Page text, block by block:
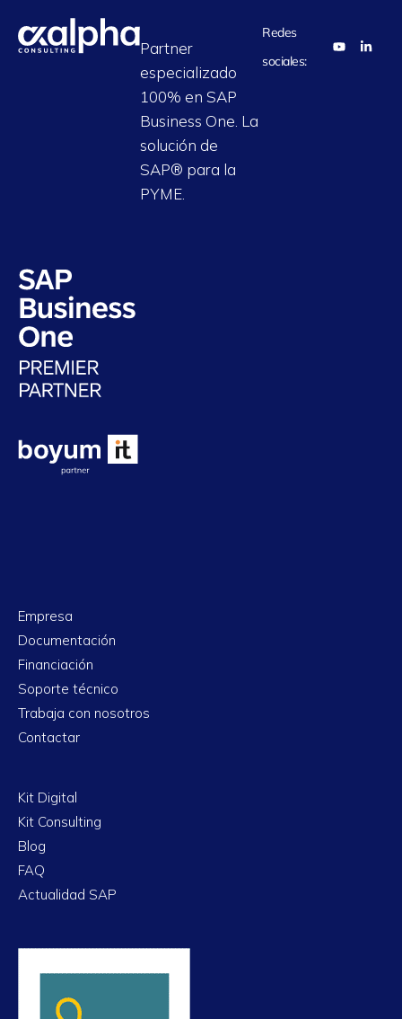
Partner
especializado
100% en SAP
Business One. La
solución de
SAP® para la
PYME.
Redes
sociales:
Empresa
Documentación
Financiación
Soporte técnico
Trabaja con nosotros
Contactar
Kit Digital
Kit Consulting
Blog
FAQ
Actualidad SAP